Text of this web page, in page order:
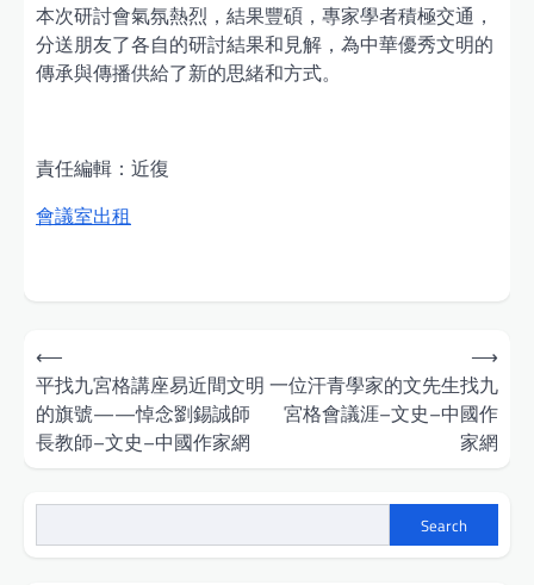
本次研討會氣氛熱烈，結果豐碩，專家學者積極交通，
分送朋友了各自的研討結果和見解，為中華優秀文明的
傳承與傳播供給了新的思緒和方式。
責任編輯：近復
會議室出租
Post
navigation
⟵
平找九宮格講座易近間文明
的旗號——悼念劉錫誠師
長教師–文史–中國作家網
一位汗青學家的文先生找九
宮格會議涯–文史–中國作
家網
⟶
Search